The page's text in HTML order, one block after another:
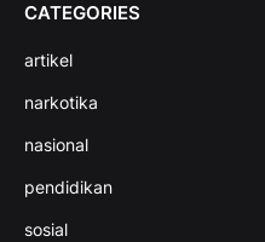
CATEGORIES
artikel
narkotika
nasional
pendidikan
sosial